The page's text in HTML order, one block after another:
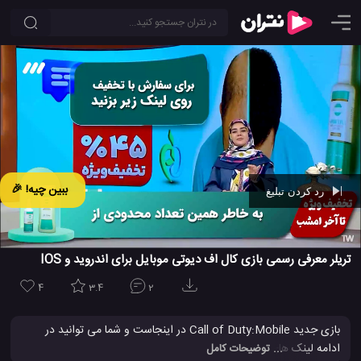
ببین چیه! 🎉 رد کردن تبلیغ
00:41
تریلر معرفی رسمی بازی کال اف دیوتی موبایل برای اندروید و IOS
4 3.4 2
بازی جدید Call of Duty:Mobile در اینجاست و شما می توانید در
ادامه لینک های دانلود را برای گوشی های اندروید و آیفون مشاهده
... توضیحات کامل